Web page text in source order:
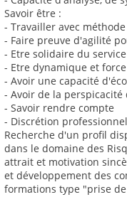
Savoir être :
- Travailler avec
- Faire preuve d'agilité
- Etre solidaire du service
- Etre dynamique et
- Avoir une capacité
- Avoir de la perspicacité
- Savoir rendre compte
- Discrétion
Recherche d'un profil
dans le domaine des
attrait et motivation
et développement des
formations type "prise